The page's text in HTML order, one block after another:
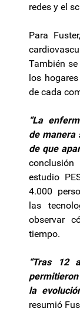
redes y el
Para
También
los
de cada
“La
de manera
de que
estudio
4.000
las
observar
tiempo.
“Tras 12
la
resumió